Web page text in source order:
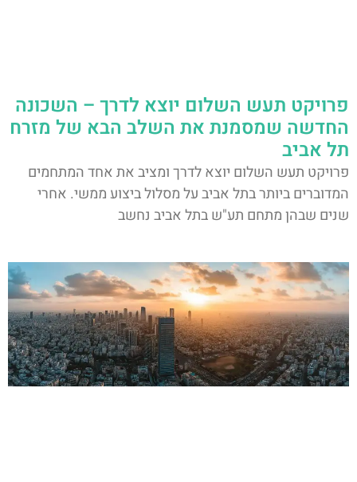
פרויקט תעש השלום יוצא לדרך – השכונה
החדשה שמסמנת את השלב הבא של מזרח
תל אביב
פרויקט תעש השלום יוצא לדרך ומציב את אחד המתחמים
המדוברים ביותר בתל אביב על מסלול ביצוע ממשי. אחרי
שנים שבהן מתחם תע"ש בתל אביב נחשב